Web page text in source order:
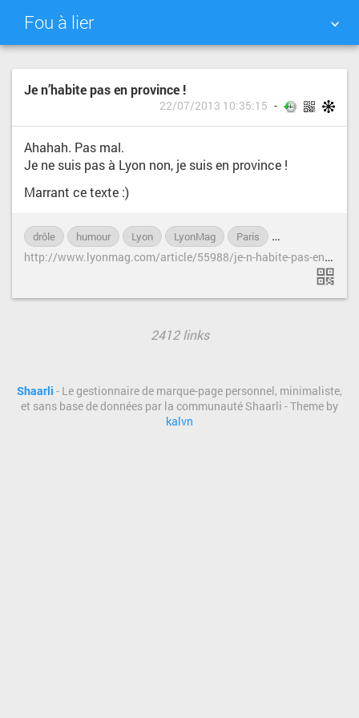
Fou à lier
NUAGE DE TAGS MUR D'IMAGES
Je n’habite pas en province !
22/07/2013 10:35:15
Ahahah. Pas mal.
Je ne suis pas à Lyon non, je suis en province !
Marrant ce texte :)
drôle humour Lyon LyonMag Paris
h
ttp://www.lyonmag.com/article/55988/je-n-habite-pas-en-province
2412 links
Shaarli - Le gestionnaire de marque-page personnel, minimaliste,
et sans base de données par la communauté Shaarli - Theme by
kalvn